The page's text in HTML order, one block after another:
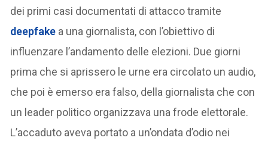
dei primi casi documentati di attacco tramite
deepfake a una giornalista, con l’obiettivo di
influenzare l’andamento delle elezioni. Due giorni
prima che si aprissero le urne era circolato un audio,
che poi è emerso era falso, della giornalista che con
un leader politico organizzava una frode elettorale.
L’accaduto aveva portato a un’ondata d’odio nei